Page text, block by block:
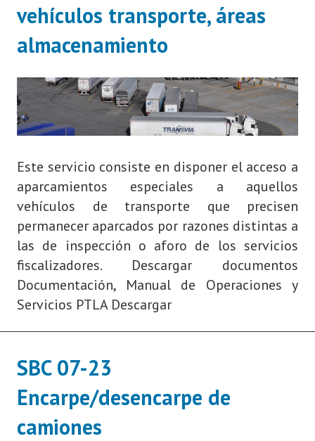
vehículos transporte, áreas
almacenamiento
Este servicio consiste en disponer el acceso a
aparcamientos especiales a aquellos
vehículos de transporte que precisen
permanecer aparcados por razones distintas a
las de inspección o aforo de los servicios
fiscalizadores. Descargar documentos
Documentación, Manual de Operaciones y
Servicios PTLA Descargar
SBC 07-23
Encarpe/desencarpe de
camiones